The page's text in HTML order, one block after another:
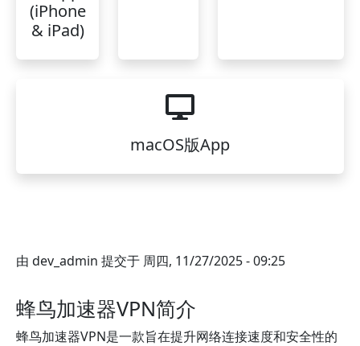
(iPhone
& iPad)
macOS版App
由 dev_admin 提交于 周四, 11/27/2025 - 09:25
蜂鸟加速器VPN简介
蜂鸟加速器VPN是一款旨在提升网络连接速度和安全性的